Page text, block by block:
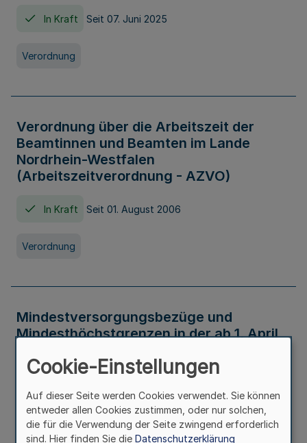
In Kraft Seit 07. Juni 2025
Verordnung
Verordnung über die Arbeitszeit der
Beamtinnen und Beamten im Lande
Nordrhein-Westfalen
(Arbeitszeitverordnung - AZVO)
In Kraft Seit 01. August 2006
Verordnung
Mindestversorgungsbezüge und
Mindesthöchstgrenzen in der ab 1. April
Verwaltungsvorschrift
Cookie-Einstellungen
Auf dieser Seite werden Cookies verwendet. Sie können
entweder allen Cookies zustimmen, oder nur solchen,
die für die Verwendung der Seite zwingend erforderlich
sind. Hier finden Sie die Datenschutzerklärung